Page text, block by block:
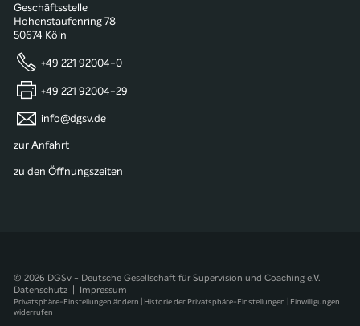
Geschäftsstelle
Hohenstaufenring 78
50674 Köln
+49 221 92004-0
+49 221 92004-29
info@dgsv.de
zur Anfahrt
zu den Öffnungszeiten
© 2026 DGSv - Deutsche Gesellschaft für Supervision und Coaching e.V.
Datenschutz
Impressum
Privatsphäre-Einstellungen ändern | Historie der Privatsphäre-Einstellungen | Einwilligungen
widerrufen